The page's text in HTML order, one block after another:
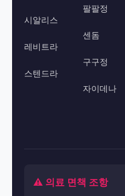
시알리스
레비트라
스텐드라
팔팔정
센돔
구구정
자이데나
⚠️ 의료 면책 조항